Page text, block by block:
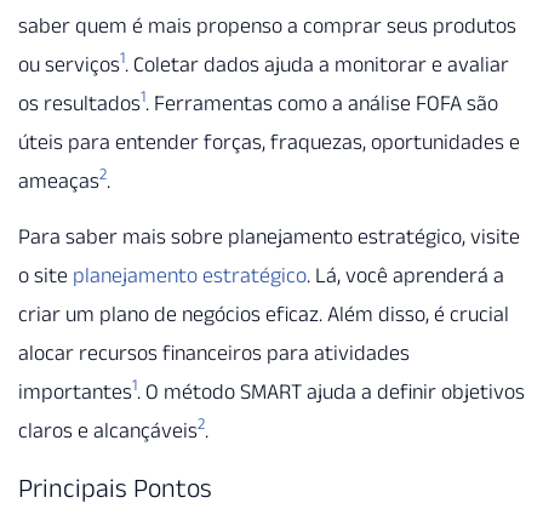
saber quem é mais propenso a comprar seus produtos
ou serviços1. Coletar dados ajuda a monitorar e avaliar
os resultados1. Ferramentas como a análise FOFA são
úteis para entender forças, fraquezas, oportunidades e
ameaças2.
Para saber mais sobre planejamento estratégico, visite
o site planejamento estratégico. Lá, você aprenderá a
criar um plano de negócios eficaz. Além disso, é crucial
alocar recursos financeiros para atividades
importantes1. O método SMART ajuda a definir objetivos
claros e alcançáveis2.
Principais Pontos